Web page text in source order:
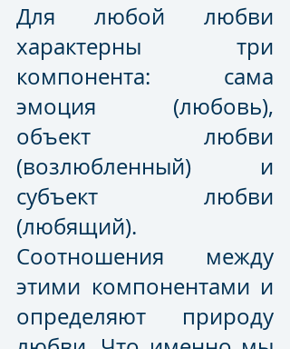
Для любой любви
характерны три
компонента: сама
эмоция (любовь),
объект любви
(возлюбленный) и
субъект любви
(любящий).
Соотношения между
этими компонентами и
определяют природу